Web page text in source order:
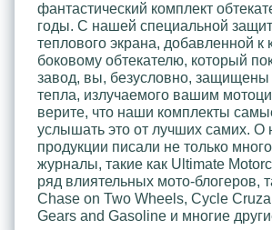
фантастический комплект
годы. С нашей специальной
теплового экрана, добавленной к
боковому обтекателю, который
завод, вы, безусловно, защищены
тепла, излучаемого вашим
верите, что наши комплекты
услышать это от лучших самих. О
продукции писали не только
журналы, такие как Ultimate
ряд влиятельных мото-блогеров,
Chase on Two Wheels, Cycle
Gears and Gasoline и многие